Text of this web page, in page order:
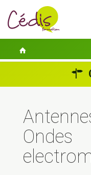
ACTUALITÉS
GUIDES PRATIQUES
Ondes